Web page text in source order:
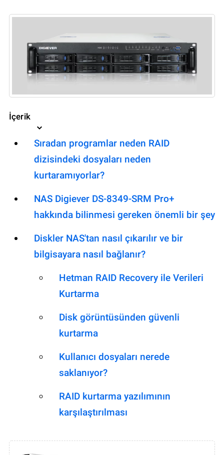
İçerik
Sıradan programlar neden RAID
dizisindeki dosyaları neden
kurtaramıyorlar?
NAS Digiever DS-8349-SRM Pro+
hakkında bilinmesi gereken önemli bir şey
Diskler NAS'tan nasıl çıkarılır ve bir
bilgisayara nasıl bağlanır?
Hetman RAID Recovery ile Verileri
Kurtarma
Disk görüntüsünden güvenli
kurtarma
Kullanıcı dosyaları nerede
saklanıyor?
RAID kurtarma yazılımının
karşılaştırılması